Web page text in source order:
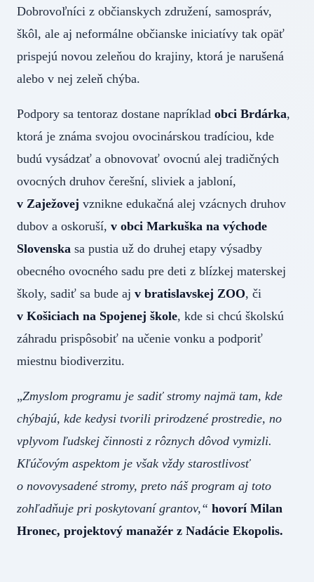
Dobrovoľníci z občianskych združení, samospráv,
škôl, ale aj neformálne občianske iniciatívy tak opäť
prispejú novou zeleňou do krajiny, ktorá je narušená
alebo v nej zeleň chýba.
Podpory sa tentoraz dostane napríklad obci Brdárka,
ktorá je známa svojou ovocinárskou tradíciou, kde
budú vysádzať a obnovovať ovocnú alej tradičných
ovocných druhov čerešní, sliviek a jabloní,
v Zaježovej vznikne edukačná alej vzácnych druhov
dubov a oskoruší, v obci Markuška na východe
Slovenska sa pustia už do druhej etapy výsadby
obecného ovocného sadu pre deti z blízkej materskej
školy, sadiť sa bude aj v bratislavskej ZOO, či
v Košiciach na Spojenej škole, kde si chcú školskú
záhradu prispôsobiť na učenie vonku a podporiť
miestnu biodiverzitu.
„Zmyslom programu je sadiť stromy najmä tam, kde
chýbajú, kde kedysi tvorili prirodzené prostredie, no
vplyvom ľudskej činnosti z rôznych dôvod vymizli.
Kľúčovým aspektom je však vždy starostlivosť
o novovysadené stromy, preto náš program aj toto
zohľadňuje pri poskytovaní grantov,“ hovorí Milan
Hronec, projektový manažér z Nadácie Ekopolis.